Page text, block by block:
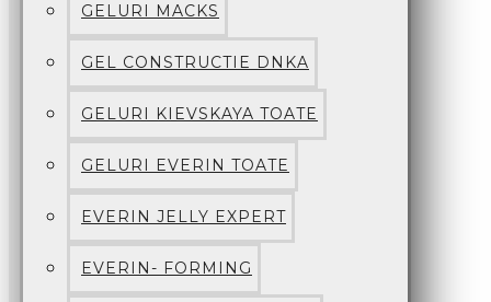
GELURI MACKS
GEL CONSTRUCTIE DNKA
GELURI KIEVSKAYA TOATE
GELURI EVERIN TOATE
EVERIN JELLY EXPERT
EVERIN- FORMING